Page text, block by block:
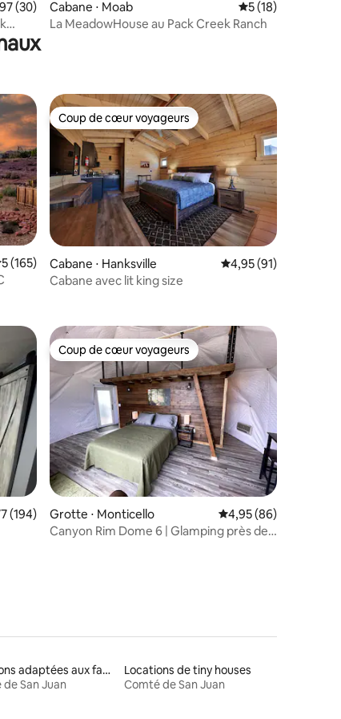
moyenne sur la base de 30 commentaires : 4,97 sur 5
(30)
Cabane ⋅ Moab Évaluation
5 (18)
La MeadowHouse au Pack Creek Ranch
: 4,78 sur 5
moyenne sur la base de 165 commentaires : 5 sur 5
5 (165)
Coup de cœur voyageurs
Coup de cœur voyageurs
Cabane ⋅ Hanksville Évaluation moyenne
4,95 (91)
Cabane avec lit king size
: 4,8 sur 5
moyenne sur la base de 194 commentaires : 4,77 sur 5
(194)
Coup de cœur voyageurs
Coup de cœur voyageurs
Grotte ⋅ Monticello Évaluation moyenne
4,95 (86)
Canyon Rim Dome 6 | Glamping près de
Locations adaptées aux familles
San Juan
Locations de tiny houses
Comté de San Juan